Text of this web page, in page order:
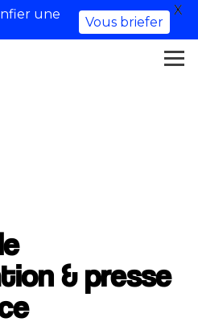
& presse
une
Vous briefer
X